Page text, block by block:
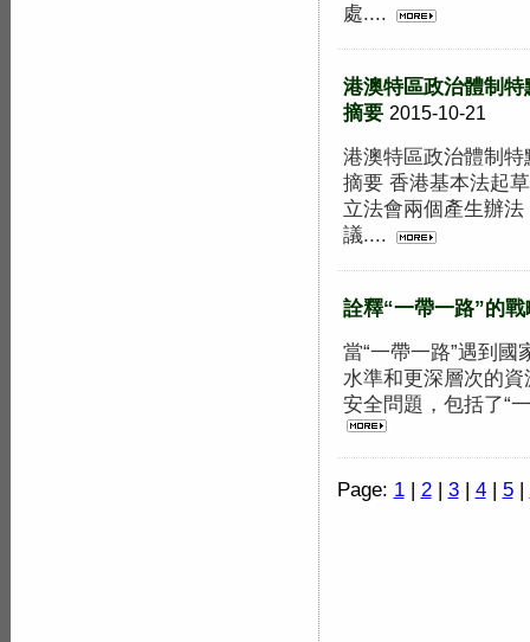
處....
港澳特區政治體制
摘要 2015-10-21
港澳特區政治體制
摘要 香港基本法起
立法會兩個產生辦
議....
詮釋“一帶一路”的
當“一帶一路”遇到
水準和更深層次的
安全問題，包括了“
Page: 1| 2| 3| 4| 5|